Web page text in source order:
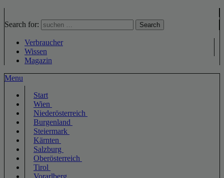
Search for: Search
Verbraucher
Wissen
Magazin
Menu
Start
Wien
Niederösterreich
Burgenland
Steiermark
Kärnten
Salzburg
Oberösterreich
Tirol
Vorarlberg